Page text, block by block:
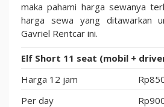
maka pahami harga sewanya
harga sewa yang ditawarkan
Gavriel Rentcar ini.
Elf Short 11 seat (mobil +
Harga 12 jam
Per day